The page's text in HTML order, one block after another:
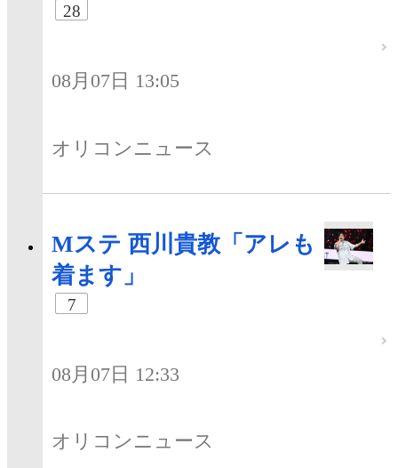
28
08月07日 13:05
オリコンニュース
Mステ 西川貴教「アレも
着ます」
7
08月07日 12:33
オリコンニュース